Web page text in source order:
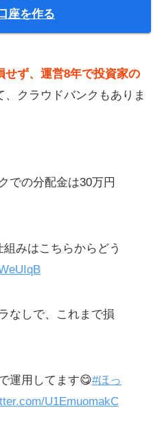
座を作る
せず、運営8年で投資家の
、クラウドバンクもありま
での分配金は30万円
みはこちらからどう
なしで、これまで損
運用してます😋#ほっ
U1EmuomakC